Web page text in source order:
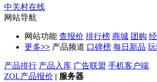
中关村在线
网站导航
网站功能 查报价 排行榜 商城 团购
更多>> 产品频道 口碑榜 每日新品
产品排行 产品入库 广告联盟 手机客户端
ZOL产品报价 | 服务器